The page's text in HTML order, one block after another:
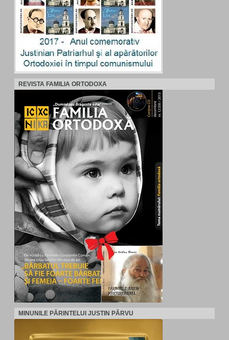
REVISTA FAMILIA ORTODOXA
MINUNILE PĂRINTELUI JUSTIN PÂRVU